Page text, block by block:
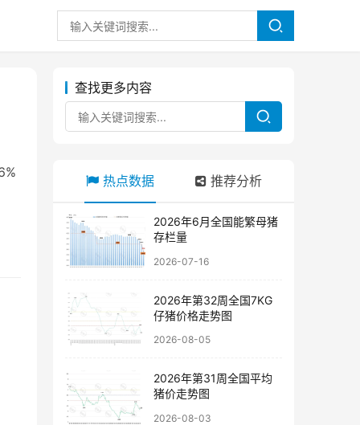
查找更多内容
热点数据 推荐分析
2026年6月全国能繁母猪
存栏量
2026-07-16
2026年第32周全国7KG
仔猪价格走势图
2026-08-05
2026年第31周全国平均
猪价走势图
2026-08-03